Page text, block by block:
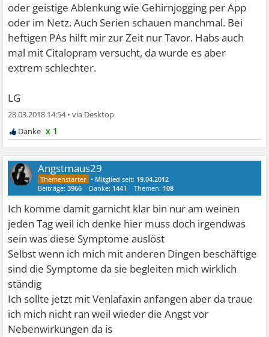
oder geistige Ablenkung wie Gehirnjogging per App
oder im Netz. Auch Serien schauen manchmal. Bei
heftigen PAs hilft mir zur Zeit nur Tavor. Habs auch
mal mit Citalopram versucht, da wurde es aber
extrem schlechter.
LG
28.03.2018 14:54•
x 1
Angstmaus29
• Mitglied seit: 19.04.2012
Beiträge:3966 Danke: 1441 Themen: 108
Ich komme damit garnicht klar bin nur am weinen
jeden Tag weil ich denke hier muss doch irgendwas
sein was diese Symptome auslöst
Selbst wenn ich mich mit anderen Dingen beschäftige
sind die Symptome da sie begleiten mich wirklich
ständig
Ich sollte jetzt mit Venlafaxin anfangen aber da traue
ich mich nicht ran weil wieder die Angst vor
Nebenwirkungen da is